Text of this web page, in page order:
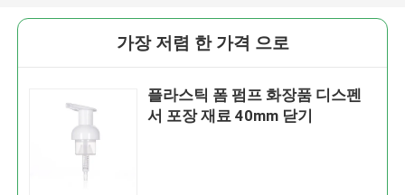
가장 저렴 한 가격 으로
플라스틱 폼 펌프 화장품 디스펜
서 포장 재료 40mm 닫기